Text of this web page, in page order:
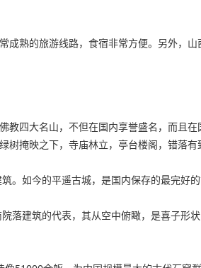
成熟的旅游线路，食宿非常方便。另外，山
教四大名山，不但在国内享誉盛名，而且在
树掩映之下，寺庙林立，亭台楼阁，错落有
。如今的平遥古城，是国内保存的最完好
落建筑的代表，其从空中俯瞰，是喜子形